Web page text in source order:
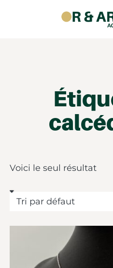
Voici le seul résultat